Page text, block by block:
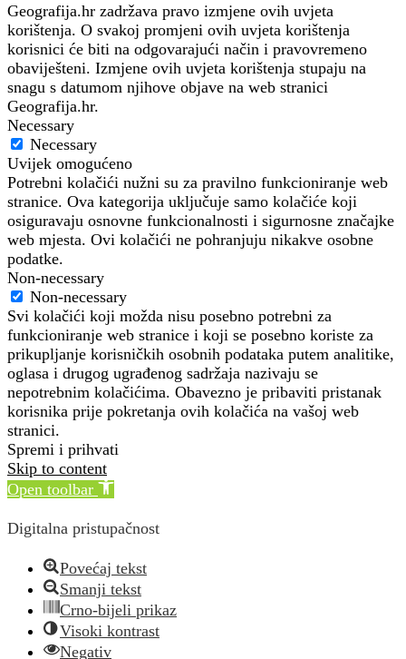
Geografija.hr zadržava pravo izmjene ovih uvjeta
korištenja. O svakoj promjeni ovih uvjeta korištenja
korisnici će biti na odgovarajući način i pravovremeno
obaviješteni. Izmjene ovih uvjeta korištenja stupaju na
snagu s datumom njihove objave na web stranici
Geografija.hr.
Necessary
Necessary
Uvijek omogućeno
Potrebni kolačići nužni su za pravilno funkcioniranje web
stranice. Ova kategorija uključuje samo kolačiće koji
osiguravaju osnovne funkcionalnosti i sigurnosne značajke
web mjesta. Ovi kolačići ne pohranjuju nikakve osobne
podatke.
Non-necessary
Non-necessary
Svi kolačići koji možda nisu posebno potrebni za
funkcioniranje web stranice i koji se posebno koriste za
prikupljanje korisničkih osobnih podataka putem analitike,
oglasa i drugog ugrađenog sadržaja nazivaju se
nepotrebnim kolačićima. Obavezno je pribaviti pristanak
korisnika prije pokretanja ovih kolačića na vašoj web
stranici.
Spremi i prihvati
Skip to content
Open toolbar
Digitalna pristupačnost
Povećaj tekst
Smanji tekst
Crno-bijeli prikaz
Visoki kontrast
Negativ